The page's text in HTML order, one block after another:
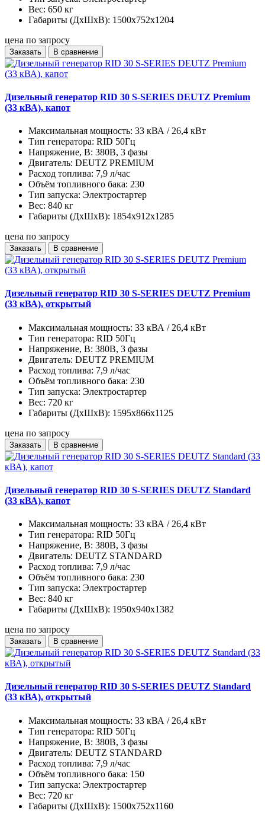
Вес: 650 кг
Габариты (ДхШхВ): 1500x752x1204
цена по запросу
Заказать В сравнение
Дизельный генератор RID 30 S-SERIES DEUTZ Premium
(33 кВА), капот
Максимальная мощность: 33 кВА / 26,4 кВт
Тип генератора: RID 50Гц
Напряжение, В: 380В, 3 фазы
Двигатель: DEUTZ PREMIUM
Расход топлива: 7,9 л/час
Объём топливного бака: 230
Тип запуска: Электростартер
Вес: 840 кг
Габариты (ДхШхВ): 1854x912x1285
цена по запросу
Заказать В сравнение
Дизельный генератор RID 30 S-SERIES DEUTZ Premium
(33 кВА), открытый
Максимальная мощность: 33 кВА / 26,4 кВт
Тип генератора: RID 50Гц
Напряжение, В: 380В, 3 фазы
Двигатель: DEUTZ PREMIUM
Расход топлива: 7,9 л/час
Объём топливного бака: 230
Тип запуска: Электростартер
Вес: 720 кг
Габариты (ДхШхВ): 1595x866x1125
цена по запросу
Заказать В сравнение
Дизельный генератор RID 30 S-SERIES DEUTZ Standard
(33 кВА), капот
Максимальная мощность: 33 кВА / 26,4 кВт
Тип генератора: RID 50Гц
Напряжение, В: 380В, 3 фазы
Двигатель: DEUTZ STANDARD
Расход топлива: 7,9 л/час
Объём топливного бака: 230
Тип запуска: Электростартер
Вес: 840 кг
Габариты (ДхШхВ): 1950x940x1382
цена по запросу
Заказать В сравнение
Дизельный генератор RID 30 S-SERIES DEUTZ Standard
(33 кВА), открытый
Максимальная мощность: 33 кВА / 26,4 кВт
Тип генератора: RID 50Гц
Напряжение, В: 380В, 3 фазы
Двигатель: DEUTZ STANDARD
Расход топлива: 7,9 л/час
Объём топливного бака: 150
Тип запуска: Электростартер
Вес: 720 кг
Габариты (ДхШхВ): 1500x752x1160